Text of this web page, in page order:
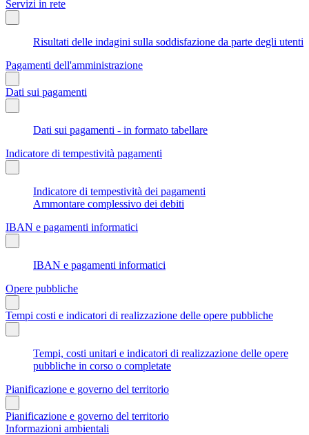
Servizi in rete
Risultati delle indagini sulla soddisfazione da parte degli utenti
Pagamenti dell'amministrazione
Dati sui pagamenti
Dati sui pagamenti - in formato tabellare
Indicatore di tempestività pagamenti
Indicatore di tempestività dei pagamenti
Ammontare complessivo dei debiti
IBAN e pagamenti informatici
IBAN e pagamenti informatici
Opere pubbliche
Tempi costi e indicatori di realizzazione delle opere pubbliche
Tempi, costi unitari e indicatori di realizzazione delle opere
pubbliche in corso o completate
Pianificazione e governo del territorio
Pianificazione e governo del territorio
Informazioni ambientali